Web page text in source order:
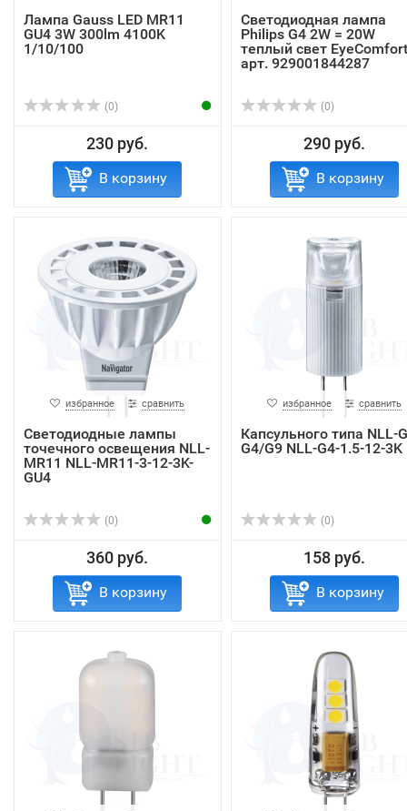
Лампа Gauss LED MR11
GU4 3W 300lm 4100K
1/10/100
(0)
230 руб.
В корзину
Светодиодная лампа
Philips G4 2W = 20W
теплый свет EyeComfort
арт. 929001844287
(0)
290 руб.
В корзину
избранное сравнить
Светодиодные лампы
точечного освещения NLL-
MR11 NLL-MR11-3-12-3K-
GU4
(0)
360 руб.
В корзину
избранное сравнить
Капсульного типа NLL-
G4/G9 NLL-G4-1.5-12-3K
(0)
158 руб.
В корзину